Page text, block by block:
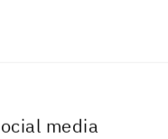
media